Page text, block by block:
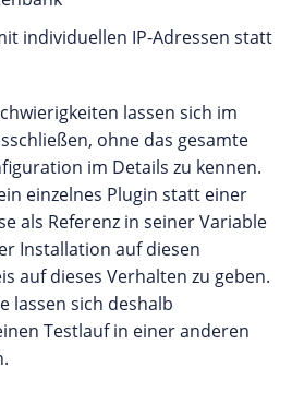
individuellen IP-Adressen statt
lassen sich im
ohne das gesamte
im Details zu kennen.
einzelnes Plugin statt einer
als Referenz in seiner Variable
Installation auf diesen
auf dieses Verhalten zu geben.
lassen sich deshalb
Testlauf in einer anderen